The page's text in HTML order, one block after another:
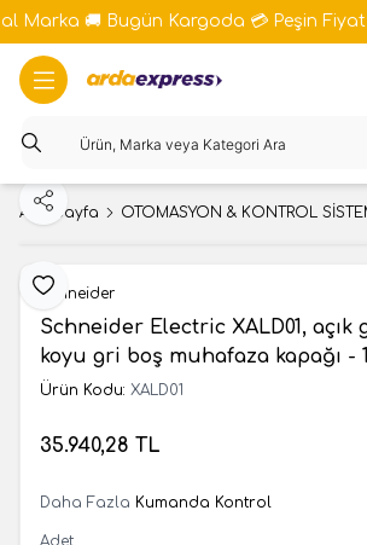
Marka 🚚 Bugün Kargoda 💳 Peşin
Ana Sayfa OTOMASYON & KONTROL
Favoriye Ekle
Paylaş
Schneider
Schneider Electric XALD01, açık
koyu gri boş muhafaza kapağı -
Ürün Kodu: XALD01
35.940,28 TL
Daha Fazla Kumanda Kontrol
Adet